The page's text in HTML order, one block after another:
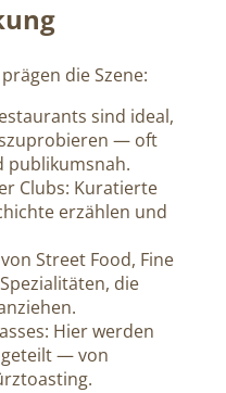
die Szene:
sind ideal,
— oft
publikumsnah.
Clubs: Kuratierte
erzählen und
Street Food, Fine
die
Hier werden
geteilt — von